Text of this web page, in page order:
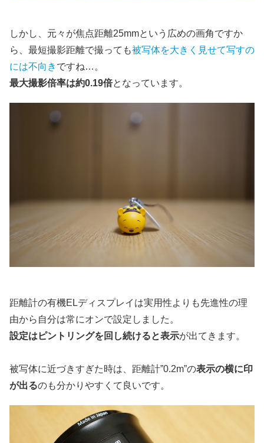
しかし、元々が焦点距離25mmという広めの画角ですか
ら、最短撮影距離で撮っても被写体を大きく見せて写すの
には不向き ですね…。
最大撮影倍率は約0.19倍となっています。
距離計の有機ELディスプレイは実用性よりも先進性の理
由から自分は常にオンで設定しました。
設定はピントリングを回し続けると表示が出てきます。
被写体に近づきすぎた時は、距離計”0.2m”の表示の横に印
が出るのも分かりやすくて良いです。